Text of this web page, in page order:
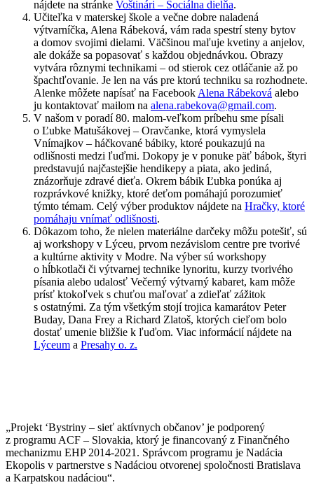
nájdete na stránke Voštinári – Sociálna dielňa.
Učiteľka v materskej škole a večne dobre naladená
výtvarníčka, Alena Rábeková, vám rada spestrí steny bytov
a domov svojimi dielami. Väčšinou maľuje kvetiny a anjelov,
ale dokáže sa popasovať s každou objednávkou. Obrazy
vytvára rôznymi technikami – od stierok cez otláčanie až po
špachtľovanie. Je len na vás pre ktorú techniku sa rozhodnete.
Alenke môžete napísať na Facebook Alena Rábeková alebo
ju kontaktovať mailom na alena.rabekova@gmail.com.
V našom v poradí 80. malom-veľkom príbehu sme písali
o Ľubke Matušákovej – Oravčanke, ktorá vymyslela
Vnímajkov – háčkované bábiky, ktoré poukazujú na
odlišnosti medzi ľuďmi. Dokopy je v ponuke päť bábok, štyri
predstavujú najčastejšie hendikepy a piata, ako jediná,
znázorňuje zdravé dieťa. Okrem bábik Ľubka ponúka aj
rozprávkové knižky, ktoré deťom pomáhajú porozumieť
týmto témam. Celý výber produktov nájdete na Hračky, ktoré
pomáhaju vnímať odlišnosti.
Dôkazom toho, že nielen materiálne darčeky môžu potešiť, sú
aj workshopy v Lýceu, prvom nezávislom centre pre tvorivé
a kultúrne aktivity v Modre. Na výber sú workshopy
o hĺbkotlači či výtvarnej technike lynoritu, kurzy tvorivého
písania alebo udalosť Večerný výtvarný kabaret, kam môže
prísť ktokoľvek s chuťou maľovať a zdieľať zážitok
s ostatnými. Za tým všetkým stojí trojica kamarátov Peter
Buday, Dana Frey a Richard Zlatoš, ktorých cieľom bolo
dostať umenie bližšie k ľuďom. Viac informácií nájdete na
Lýceum a Presahy o. z.
„Projekt ‘Bystriny – sieť aktívnych občanov’ je podporený
z programu ACF – Slovakia, ktorý je financovaný z Finančného
mechanizmu EHP 2014-2021. Správcom programu je Nadácia
Ekopolis v partnerstve s Nadáciou otvorenej spoločnosti Bratislava
a Karpatskou nadáciou“.